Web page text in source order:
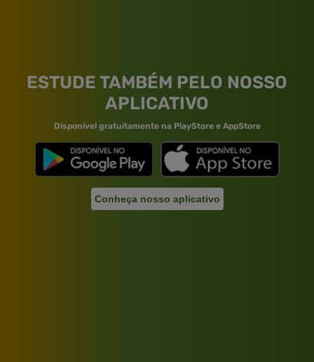
ESTUDE TAMBÉM PELO NOSSO
APLICATIVO
Disponível gratuitamente na PlayStore e AppStore
Conheça nosso aplicativo